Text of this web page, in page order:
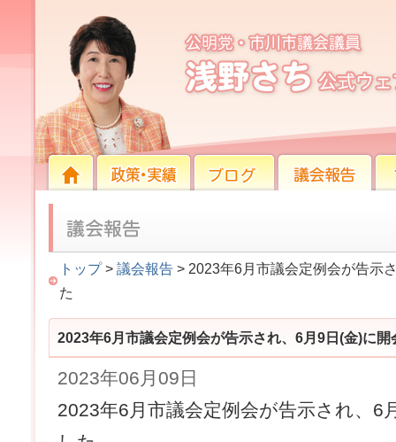
2023年6月市議会定例会が告示され、6月9日(金)
トップ> 議会報告 > 2023年6月市議会定例会が告示
た
2023年6月市議会定例会が告示され、6月9日(金)に開
2023年06月09日
2023年6月市議会定例会が告示され、6
HOME
HOME